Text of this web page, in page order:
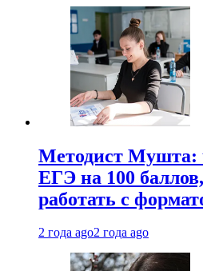
Методист Мушта:
ЕГЭ на 100
работать с
2 года ago2 года ago